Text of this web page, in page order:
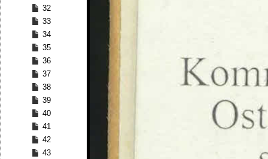
32
33
34
35
36
37
38
39
40
41
42
43